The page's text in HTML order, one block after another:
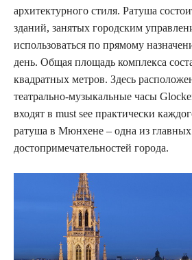
архитектурного стиля. Ратуша
зданий, занятых городским
использоваться по прямому
день. Общая площадь комплекса
квадратных метров. Здесь
театрально-музыкальные часы
входят в must see практически
ратуша в Мюнхене – одна из главных
достопримечательностей города.